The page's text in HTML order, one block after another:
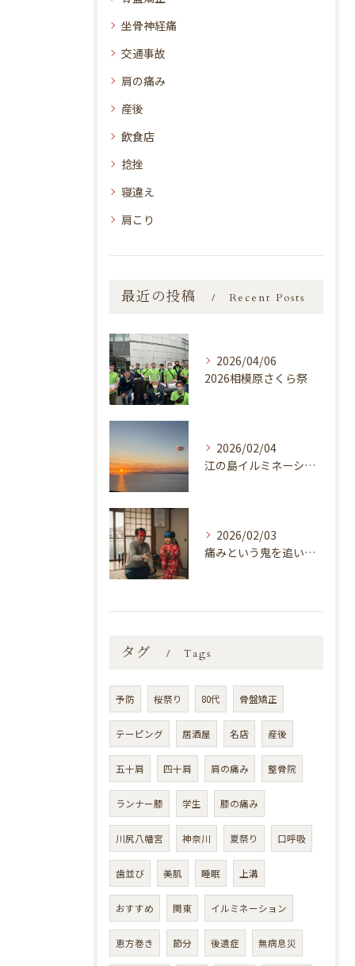
坐骨神経痛
交通事故
肩の痛み
産後
飲食店
捻挫
寝違え
肩こり
最近の投稿 Recent Posts
2026/04/06
2026相模原さくら祭
2026/02/04
江の島イルミネーション「湘南の宝石2025-2026 江の島を彩る光と色の祭典」
2026/02/03
痛みという鬼を追い払いましょう！
タグ Tags
予防 桜祭り 80代 骨盤矯正
テーピング 居酒屋 名店 産後
五十肩 四十肩 肩の痛み 整骨院
ランナー膝 学生 膝の痛み
川尻八幡宮 神奈川 夏祭り 口呼吸
歯並び 美肌 睡眠 上溝
おすすめ 関東 イルミネーション
恵方巻き 節分 後遺症 無病息災